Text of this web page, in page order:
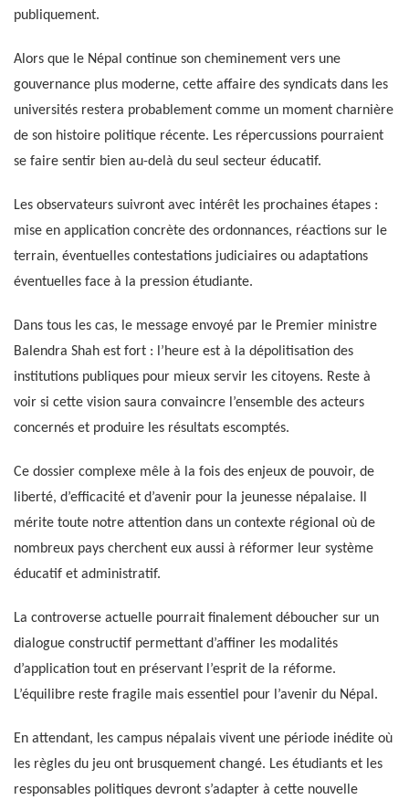
publiquement.
Alors que le Népal continue son cheminement vers une
gouvernance plus moderne, cette affaire des syndicats dans les
universités restera probablement comme un moment charnière
de son histoire politique récente. Les répercussions pourraient
se faire sentir bien au-delà du seul secteur éducatif.
Les observateurs suivront avec intérêt les prochaines étapes :
mise en application concrète des ordonnances, réactions sur le
terrain, éventuelles contestations judiciaires ou adaptations
éventuelles face à la pression étudiante.
Dans tous les cas, le message envoyé par le Premier ministre
Balendra Shah est fort : l’heure est à la dépolitisation des
institutions publiques pour mieux servir les citoyens. Reste à
voir si cette vision saura convaincre l’ensemble des acteurs
concernés et produire les résultats escomptés.
Ce dossier complexe mêle à la fois des enjeux de pouvoir, de
liberté, d’efficacité et d’avenir pour la jeunesse népalaise. Il
mérite toute notre attention dans un contexte régional où de
nombreux pays cherchent eux aussi à réformer leur système
éducatif et administratif.
La controverse actuelle pourrait finalement déboucher sur un
dialogue constructif permettant d’affiner les modalités
d’application tout en préservant l’esprit de la réforme.
L’équilibre reste fragile mais essentiel pour l’avenir du Népal.
En attendant, les campus népalais vivent une période inédite où
les règles du jeu ont brusquement changé. Les étudiants et les
responsables politiques devront s’adapter à cette nouvelle